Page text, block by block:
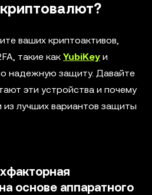
ваших криптоактивов,
такие как YubiKey и
надежную защиту. Давайте
эти устройства и почему
лучших вариантов защиты
основе аппаратного